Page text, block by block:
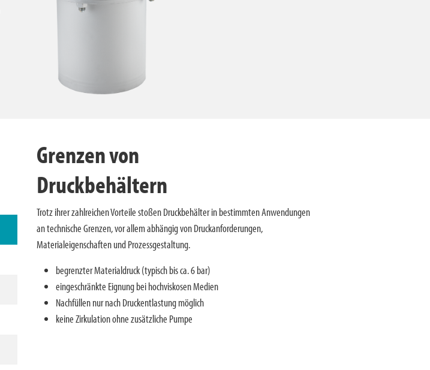
Grenzen von
Druckbehältern
Trotz ihrer zahlreichen Vorteile stoßen Druckbehälter in bestimmten Anwendungen
an technische Grenzen, vor allem abhängig von Druckanforderungen,
Materialeigenschaften und Prozessgestaltung.
begrenzter Materialdruck (typisch bis ca. 6 bar)
eingeschränkte Eignung bei hochviskosen Medien
Nachfüllen nur nach Druckentlastung möglich
keine Zirkulation ohne zusätzliche Pumpe